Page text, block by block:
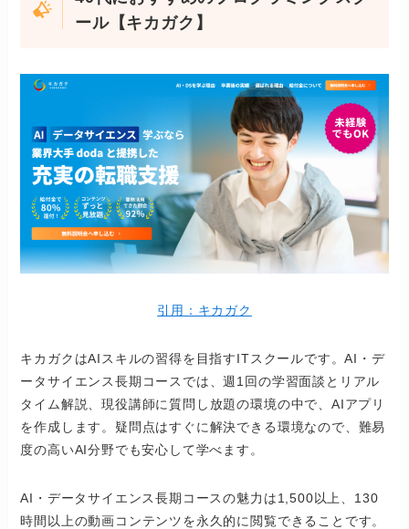
ール【キカガク】
引用：キカガク
キカガクはAIスキルの習得を目指すITスクールです。AI・デ
ータサイエンス長期コースでは、週1回の学習面談とリアル
タイム解説、現役講師に質問し放題の環境の中で、AIアプリ
を作成します。疑問点はすぐに解決できる環境なので、難易
度の高いAI分野でも安心して学べます。
AI・データサイエンス長期コースの魅力は1,500以上、130
時間以上の動画コンテンツを永久的に閲覧できることです。